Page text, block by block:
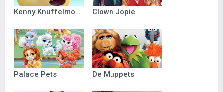
Kenny Knuffelmonster Clown Jopie
Palace Pets De Muppets